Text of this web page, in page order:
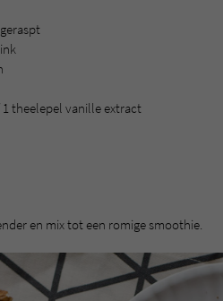
theelepel vanille extract
en mix tot een romige smoothie.